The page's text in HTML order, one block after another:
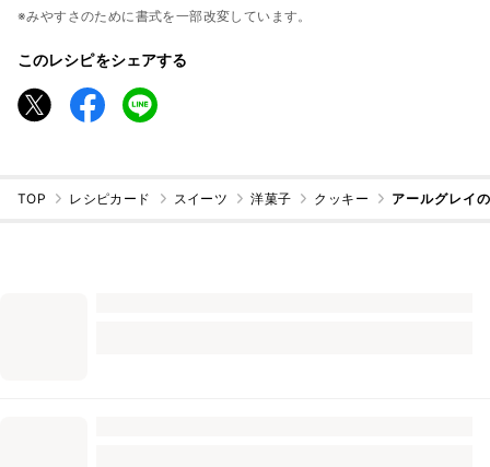
※みやすさのために書式を一部改変しています。
このレシピをシェアする
TOP レシピカード スイーツ 洋菓子 クッキー アールグレイ